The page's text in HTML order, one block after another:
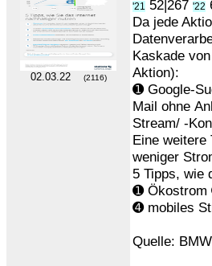
02.03.22 (2116)
'21 52|267 '22
Da jede
Kaskade
Aktion):
➊ Google-
Mail ohne
Stream/ -
Eine
weniger
5 Tipps, wie
➊ Ökostrom
➍ mobiles
Quelle: